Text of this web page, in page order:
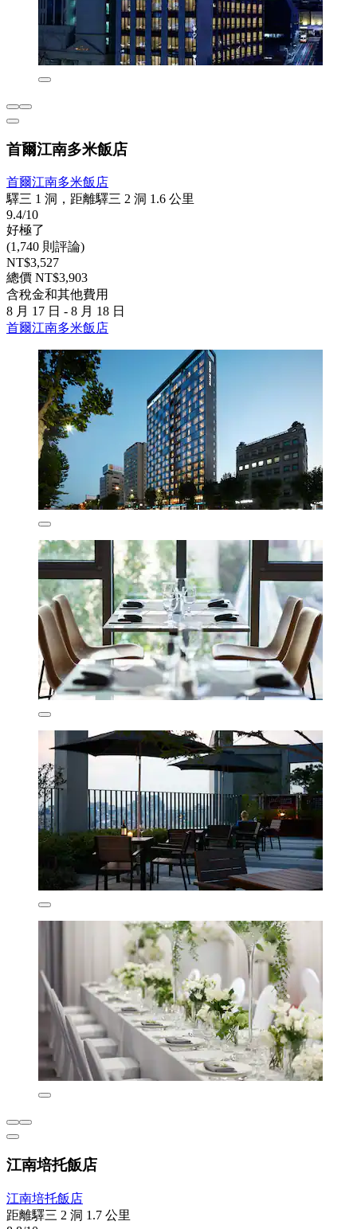
首爾江南多米飯店
首爾江南多米飯店
驛三 1 洞，距離驛三 2 洞 1.6 公里
9.4/10
好極了
(1,740 則評論)
NT$3,527
總價 NT$3,903
含稅金和其他費用
8 月 17 日 - 8 月 18 日
首爾江南多米飯店
江南培托飯店
江南培托飯店
距離驛三 2 洞 1.7 公里